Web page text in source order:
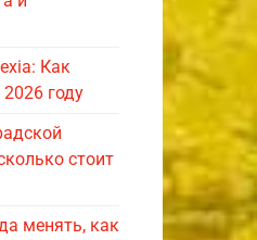
Как
году
стоит
менять, как